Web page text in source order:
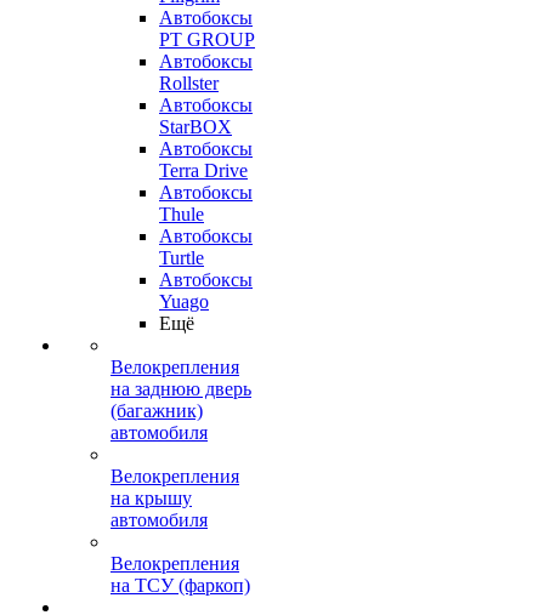
Автобоксы
PT GROUP
Автобоксы
Rollster
Автобоксы
StarBOX
Автобоксы
Terra Drive
Автобоксы
Thule
Автобоксы
Turtle
Автобоксы
Yuago
Ещё
Велокрепления
на заднюю дверь
(багажник)
автомобиля
Велокрепления
на крышу
автомобиля
Велокрепления
на ТСУ (фаркоп)